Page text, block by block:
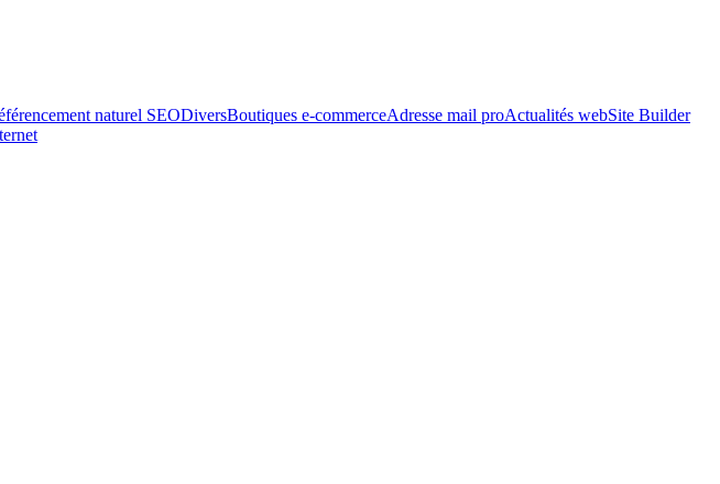
naturel SEODiversBoutiques e-commerceAdresse mail proActualités webSite Builder